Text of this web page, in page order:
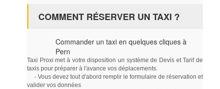
COMMENT RÉSERVER UN TAXI ?
Commander un taxi en quelques cliques à
Pern
Taxi Proxi met à votre disposition un système de Devis et Tarif de
taxis pour préparer à l'avance vos déplacements.
- Vous devez tout d'abord remplir le formulaire de réservation et
valider vos données